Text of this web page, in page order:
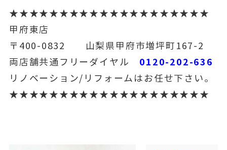
★★★★★★★★★★★★★★★★★★★★
甲府東店
〒400-0832 山梨県甲府市増坪町167-2
両店舗共通フリーダイヤル 0120-202-636
リノベーション/リフォームはお任せ下さい。
★★★★★★★★★★★★★★★★★★★★